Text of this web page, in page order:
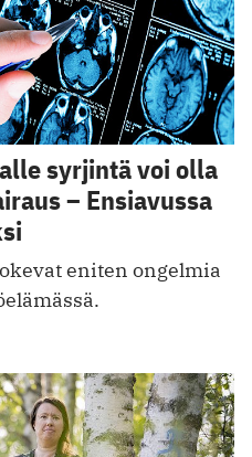
syrjintä voi olla
– Ensiavussa
eniten ongelmia